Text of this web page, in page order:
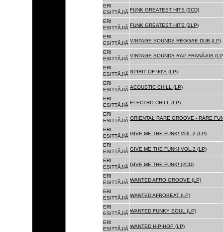
ERI
ESITTÃJIÃ FUNK GREATEST HITS (3CD)
ERI
ESITTÃJIÃ FUNK GREATEST HITS (2LP)
ERI
ESITTÃJIÃ VINTAGE SOUNDS REGGAE DUB (LP)
ERI
ESITTÃJIÃ
VINTAGE SOUNDS RAP FRANÃAIS
ERI
ESITTÃJIÃ SPIRIT OF 90'S (LP)
ERI
ESITTÃJIÃ ACOUSTIC CHILL (LP)
ERI
ESITTÃJIÃ ELECTRO CHILL (LP)
ERI
ESITTÃJIÃ ORIENTAL RARE GROOVE - RARE
ERI
ESITTÃJIÃ GIVE ME THE FUNK! VOL.2 (LP)
ERI
ESITTÃJIÃ GIVE ME THE FUNK! VOL.3 (LP)
ERI
ESITTÃJIÃ GIVE ME THE FUNK! (2CD)
ERI
ESITTÃJIÃ WANTED AFRO GROOVE (LP)
ERI
ESITTÃJIÃ WANTED AFROBEAT (LP)
ERI
ESITTÃJIÃ WANTED FUNKY SOUL (LP)
ERI
ESITTÃJIÃ WANTED HIP-HOP (LP)